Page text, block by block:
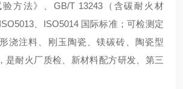
方法》、GB/T 13243（含碳耐火材
、ISO5014 国际标准；可检测定
浇注料、刚玉陶瓷、镁碳砖、陶瓷型
是耐火厂质检、新材料配方研发、第三